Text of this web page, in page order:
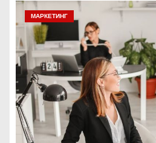
МАРКЕТИНГ